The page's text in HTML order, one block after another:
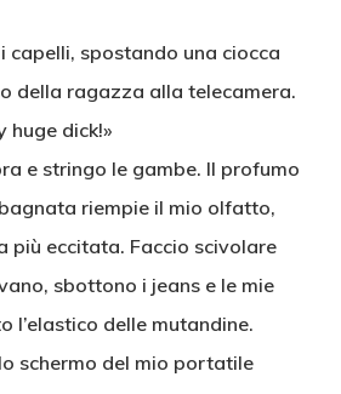
capelli, spostando una ciocca
della ragazza alla telecamera.
huge dick!»
e stringo le gambe. Il profumo
riempie il mio olfatto,
più eccitata. Faccio scivolare
sbottono i jeans e le mie
l’elastico delle mutandine.
schermo del mio portatile